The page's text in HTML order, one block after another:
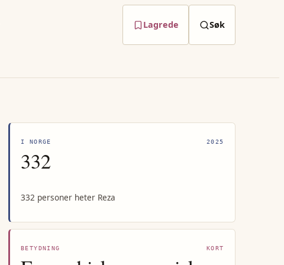
Lagrede Søk
I NORGE 2025
332
332 personer heter Reza
BETYDNING KORT